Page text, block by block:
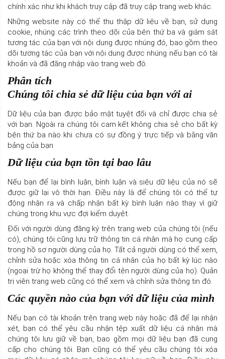
chính xác như khi khách truy cập đã truy cập trang web khác.
Những website này có thể thu thập dữ liệu về bạn, sử dụng
cookie, nhúng các trình theo dõi của bên thứ ba và giám sát
tương tác của bạn với nội dung được nhúng đó, bao gồm theo
dõi tương tác của bạn với nội dung được nhúng nếu bạn có tài
khoản và đã đăng nhập vào trang web đó.
Phân tích
Chúng tôi chia sẻ dữ liệu của bạn với ai
Dữ liệu của bạn được bảo mật tuyệt đối và chỉ được chia sẻ
với bạn. Ngoài ra chúng tôi cam kết không chia sẻ cho bất kỳ
bên thứ ba nào khi chưa có sự đồng ý trực tiếp và bằng văn
bảng của bạn
Dữ liệu của bạn tồn tại bao lâu
Nếu bạn để lại bình luận, bình luận và siêu dữ liệu của nó sẽ
được giữ lại vô thời hạn. Điều này là để chúng tôi có thể tự
động nhận ra và chấp nhận bất kỳ bình luận nào thay vì giữ
chúng trong khu vực đợi kiểm duyệt.
Đối với người dùng đăng ký trên trang web của chúng tôi (nếu
có), chúng tôi cũng lưu trữ thông tin cá nhân mà họ cung cấp
trong hồ sơ người dùng của họ. Tất cả người dùng có thể xem,
chỉnh sửa hoặc xóa thông tin cá nhân của họ bất kỳ lúc nào
(ngoại trừ họ không thể thay đổi tên người dùng của họ). Quản
trị viên trang web cũng có thể xem và chỉnh sửa thông tin đó.
Các quyền nào của bạn với dữ liệu của mình
Nếu bạn có tài khoản trên trang web này hoặc đã để lại nhận
xét, bạn có thể yêu cầu nhận tệp xuất dữ liệu cá nhân mà
chúng tôi lưu giữ về bạn, bao gồm mọi dữ liệu bạn đã cung
cấp cho chúng tôi. Bạn cũng có thể yêu cầu chúng tôi xóa